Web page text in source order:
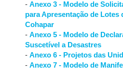
-Anexo 3 - Modelo de
para Apresentação de Lotes
Cohapar
-Anexo 5 - Modelo de
Suscetível a Desastres
-Anexo 6 - Projetos das
-Anexo 7 - Modelo de